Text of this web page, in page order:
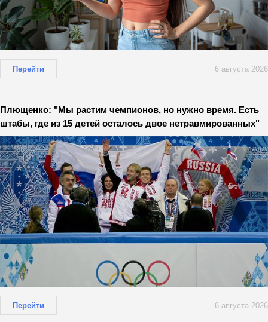
Перейти 6 августа 2026
Плющенко: "Мы растим чемпионов, но нужно время. Есть
штабы, где из 15 детей осталось двое нетравмированных"
Перейти 6 августа 2026